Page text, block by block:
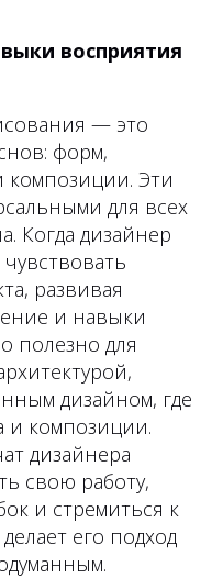
восприятия
— это
форм,
композиции. Эти
для всех
Когда дизайнер
развивая
и навыки
полезно для
дизайном, где
и композиции.
дизайнера
свою работу,
и стремиться к
его подход